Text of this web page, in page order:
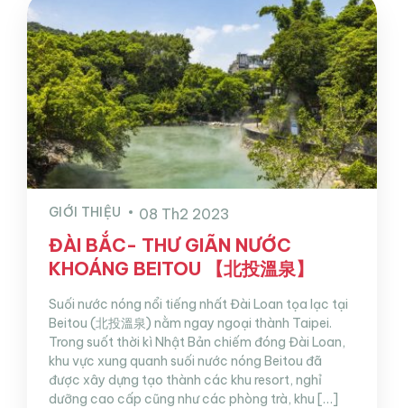
GIỚI THIỆU 08 Th2 2023
ĐÀI BẮC- THƯ GIÃN NƯỚC
KHOÁNG BEITOU 【北投溫泉】
Suối nước nóng nổi tiếng nhất Đài Loan tọa lạc tại
Beitou (北投溫泉) nằm ngay ngoại thành Taipei.
Trong suốt thời kì Nhật Bản chiếm đóng Đài Loan,
khu vực xung quanh suối nước nóng Beitou đã
được xây dựng tạo thành các khu resort, nghỉ
dưỡng cao cấp cũng như các phòng trà, khu […]